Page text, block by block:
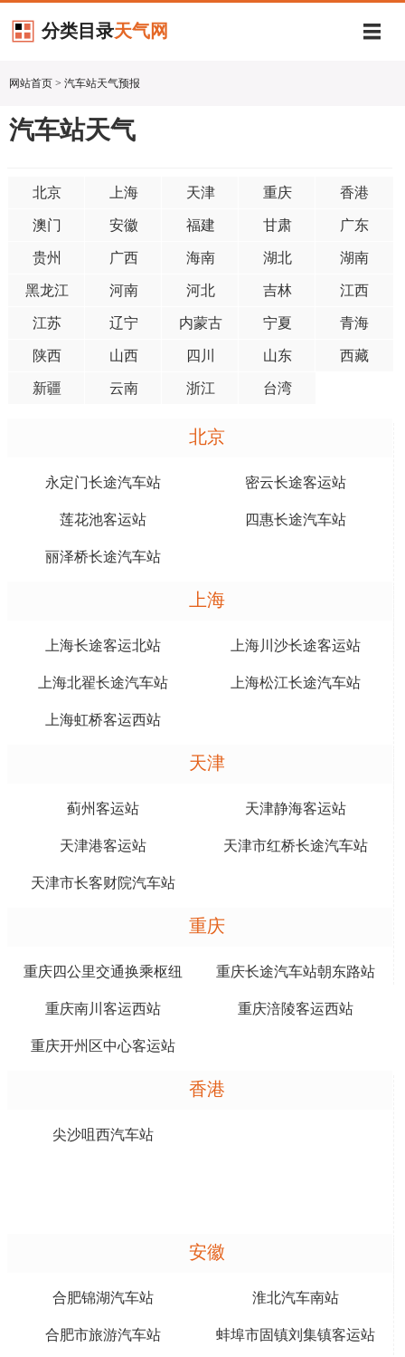
分类目录天气网
网站首页 > 汽车站天气预报
汽车站天气
北京 上海 天津 重庆 香港
澳门 安徽 福建 甘肃 广东
贵州 广西 海南 湖北 湖南
黑龙江 河南 河北 吉林 江西
江苏 辽宁 内蒙古 宁夏 青海
陕西 山西 四川 山东 西藏
新疆 云南 浙江 台湾
北京
永定门长途汽车站 密云长途客运站
莲花池客运站 四惠长途汽车站
丽泽桥长途汽车站
上海
上海长途客运北站 上海川沙长途客运站
上海北翟长途汽车站 上海松江长途汽车站
上海虹桥客运西站
天津
蓟州客运站 天津静海客运站
天津港客运站 天津市红桥长途汽车站
天津市长客财院汽车站
重庆
重庆四公里交通换乘枢纽 重庆长途汽车站朝东路站
重庆南川客运西站 重庆涪陵客运西站
重庆开州区中心客运站
香港
尖沙咀西汽车站
安徽
合肥锦湖汽车站 淮北汽车南站
合肥市旅游汽车站 蚌埠市固镇刘集镇客运站